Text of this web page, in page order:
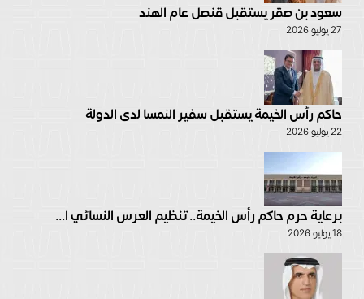
سعود بن صقر يستقبل قنصل عام الهند
27 يوليو 2026
حاكم رأس الخيمة يستقبل سفير النمسا لدى الدولة
22 يوليو 2026
برعاية حرم حاكم رأس الخيمة.. تنظيم العرس النسائي ا...
18 يوليو 2026